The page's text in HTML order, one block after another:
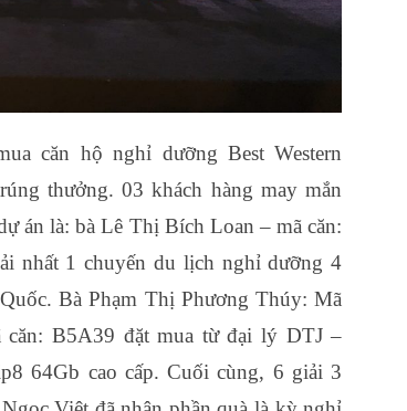
căn hộ nghỉ dưỡng Best Western
thưởng. 03 khách hàng may mắn
án là: bà Lê Thị Bích Loan – mã căn:
nhất 1 chuyến du lịch nghỉ dưỡng 4
Bà Phạm Thị Phương Thúy: Mã
B5A39 đặt mua từ đại lý DTJ –
64Gb cao cấp. Cuối cùng, 6 giải 3